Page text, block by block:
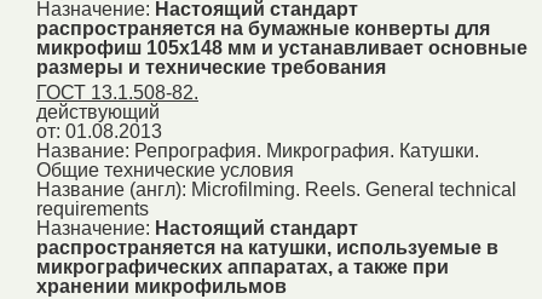
Назначение: Настоящий стандарт
распространяется на бумажные конверты для
микрофиш 105х148 мм и устанавливает основные
размеры и технические требования
ГОСТ 13.1.508-82.
действующий
от: 01.08.2013
Название: Репрография. Микрография. Катушки.
Общие технические условия
Название (англ): Microfilming. Reels. General technical
requirements
Назначение: Настоящий стандарт
распространяется на катушки, используемые в
микрографических аппаратах, а также при
хранении микрофильмов